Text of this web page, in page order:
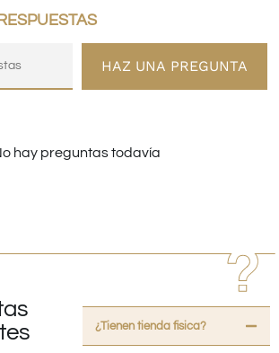
HAZ UNA PREGUNTA
hay preguntas todavía
¿Tienen tienda fisica?